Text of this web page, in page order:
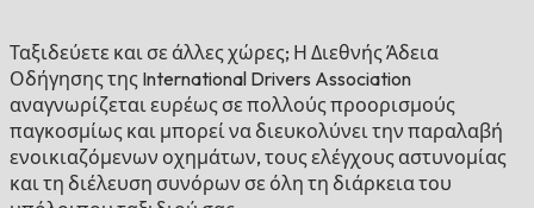
Ταξιδεύετε και σε άλλες χώρες; Η Διεθνής Άδεια
Οδήγησης της International Drivers Association
αναγνωρίζεται ευρέως σε πολλούς προορισμούς
παγκοσμίως και μπορεί να διευκολύνει την παραλαβή
ενοικιαζόμενων οχημάτων, τους ελέγχους αστυνομίας
και τη διέλευση συνόρων σε όλη τη διάρκεια του